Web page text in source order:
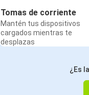
Tomas de corriente
Mantén tus dispositivos
cargados mientras te
desplazas
¿Es